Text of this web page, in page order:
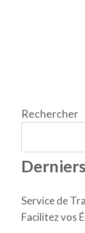
Rechercher
Service de
Facilitez vos